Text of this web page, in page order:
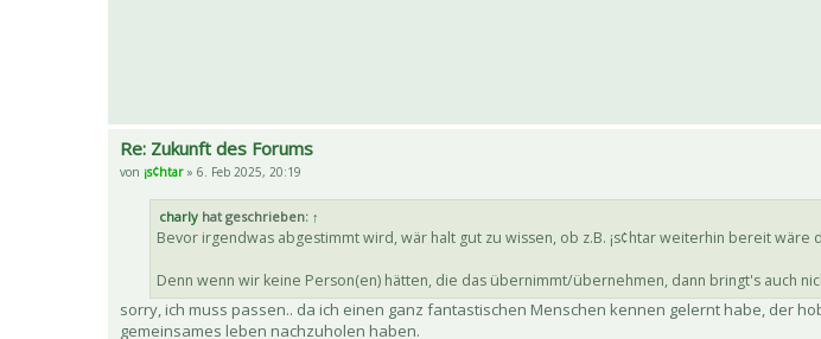
Re: Zukunft des Forums
von ¡s¢htar» 6. Feb 2025, 20:19
charly hat geschrieben: ↑
Bevor irgendwas abgestimmt wird, wär halt gut zu wissen, ob z.B. ¡s¢htar weiterhin bereit wäre
Denn wenn wir keine Person(en) hätten, die das übernimmt/übernehmen, dann bringt's auch
sorry, ich muss passen.. da ich einen ganz fantastischen Menschen kennen gelernt habe, der
gemeinsames leben nachzuholen haben.